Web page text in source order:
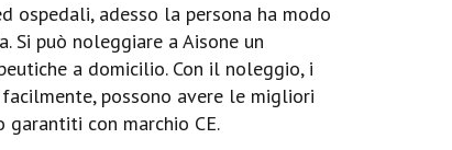
adesso la persona ha modo
Si può noleggiare a Aisone un
a domicilio. Con il noleggio, i
possono avere le migliori
garantiti con marchio CE.